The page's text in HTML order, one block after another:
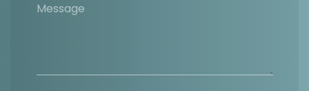
Message